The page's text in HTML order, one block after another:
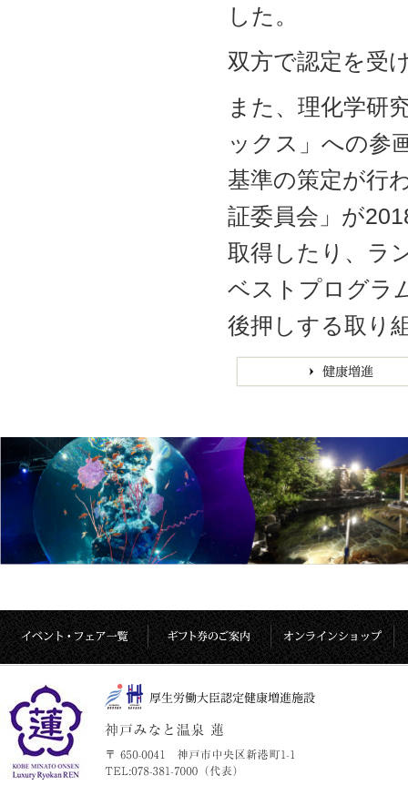
した。
双方で認定を受
また、理化学研
ックス」への参
基準の策定が行
証委員会」が
取得したり、ラ
ベストプログラ
後押しする取り